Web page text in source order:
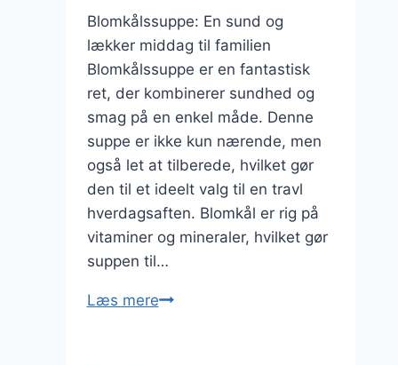
Blomkålssuppe: En sund og
lækker middag til familien
Blomkålssuppe er en fantastisk
ret, der kombinerer sundhed og
smag på en enkel måde. Denne
suppe er ikke kun nærende, men
også let at tilberede, hvilket gør
den til et ideelt valg til en travl
hverdagsaften. Blomkål er rig på
vitaminer og mineraler, hvilket gør
suppen til…
Læs mereBlomkålssuppe